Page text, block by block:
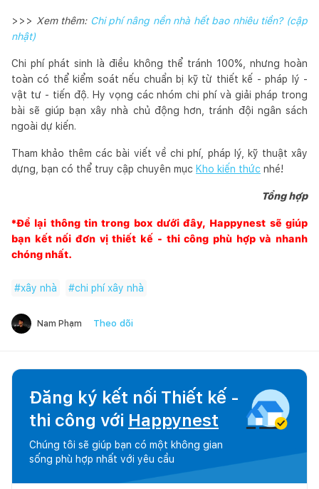
>>> Xem thêm: Chi phí nâng nền nhà hết bao nhiêu tiền? (cập
nhật)
Chi phí phát sinh là điều không thể tránh 100%, nhưng hoàn
toàn có thể kiểm soát nếu chuẩn bị kỹ từ thiết kế - pháp lý -
vật tư - tiến độ. Hy vọng các nhóm chi phí và giải pháp trong
bài sẽ giúp bạn xây nhà chủ động hơn, tránh đội ngân sách
ngoài dự kiến.
Tham khảo thêm các bài viết về chi phí, pháp lý, kỹ thuật xây
dựng, bạn có thể truy cập chuyên mục Kho kiến thức nhé!
Tổng hợp
*Để lại thông tin trong box dưới đây, Happynest sẽ giúp
bạn kết nối đơn vị thiết kế - thi công phù hợp và nhanh
chóng nhất.
#xây nhà #chi phí xây nhà
Nam Phạm Theo dõi
Đăng ký kết nối Thiết kế -
thi công với Happynest
Chúng tôi sẽ giúp bạn có một không gian
sống phù hợp nhất với yêu cầu